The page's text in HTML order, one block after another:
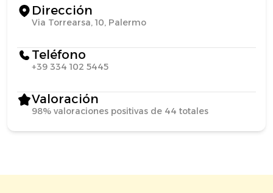
Dirección
Via Torrearsa, 10, Palermo
Teléfono
+39 334 102 5445
Valoración
98% valoraciones positivas de 44 totales